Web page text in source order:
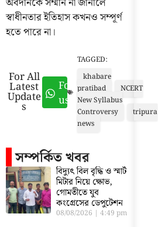
স্বাধীনতার ইতিহাস কখনও সম্পূর্ণ
হতে পারে না।
For All
Latest
Update
s
Follow
us
TAGGED:
khabare
pratibad
NCERT
New Syllabus
Controversy
tripura
news
সম্পর্কিত খবর
বিদ্যুৎ বিল বৃদ্ধি ও স্মার্ট
মিটার নিয়ে ক্ষোভ,
গোমতীতে যুব
কংগ্রেসের ডেপুটেশন
08/08/2026 4:49 pm